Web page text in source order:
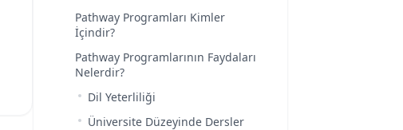
Pathway Programları Kimler
İçindir?
Pathway Programlarının Faydaları
Nelerdir?
Dil Yeterliliği
Üniversite Düzeyinde Dersler